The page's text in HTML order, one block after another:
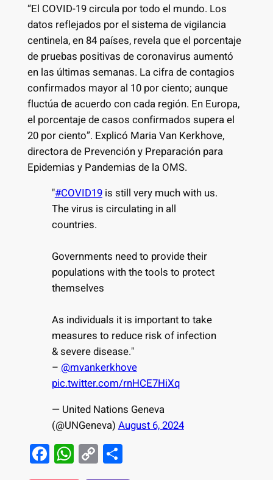
“El COVID-19 circula por todo el mundo. Los
datos reflejados por el sistema de vigilancia
centinela, en 84 países, revela que el porcentaje
de pruebas positivas de coronavirus aumentó
en las últimas semanas. La cifra de contagios
confirmados mayor al 10 por ciento; aunque
fluctúa de acuerdo con cada región. En Europa,
el porcentaje de casos confirmados supera el
20 por ciento”. Explicó Maria Van Kerkhove,
directora de Prevención y Preparación para
Epidemias y Pandemias de la OMS.
"#COVID19is still very much with us.
The virus is circulating in all
countries.
Governments need to provide their
populations with the tools to protect
themselves
As individuals it is important to take
measures to reduce risk of infection
& severe disease."
–@mvankerkhove
pic.twitter.com/rnHCE7HiXq
— United Nations Geneva
(@UNGeneva)August 6, 2024
F
a
W
h
C
o
S
h